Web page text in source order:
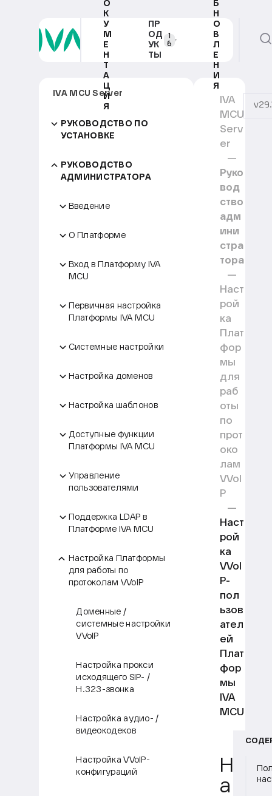
О
К
У
М
Е
Н
Т
А
Ц
И
Я
ПР
ОД
УК
ТЫ
1
6
Б
Н
О
В
Л
Е
Н
И
Я
IVA MCU Server
РУКОВОДСТВО ПО
УСТАНОВКЕ
РУКОВОДСТВО
АДМИНИСТРАТОРА
Введение
О Платформе
Вход в Платформу IVA
MCU
Первичная настройка
Платформы IVA MCU
Системные настройки
Настройка доменов
Настройка шаблонов
Доступные функции
Платформы IVA MCU
Управление
пользователями
Поддержка LDAP в
Платформе IVA MCU
Настройка Платформы
для работы по
протоколам VVoIP
Доменные /
системные настройки
VVoIP
Настройка прокси
исходящего SIP- /
H.323-звонка
Настройка аудио- /
видеокодеков
Настройка VVoIP-
конфигураций
IVA
MCU
Serv
er
Руко
вод
ство
адм
ини
стра
тора
Наст
рой
ка
Плат
фор
мы
для
раб
оты
по
прот
око
лам
VVoI
P
Наст
рой
ка
VVoI
P-
пол
ьзов
ател
ей
Плат
фор
мы
IVA
MCU
Н
а